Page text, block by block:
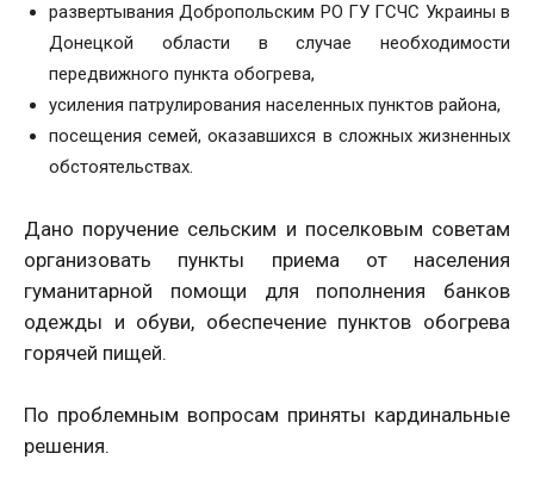
развертывания Добропольским РО ГУ ГСЧС Украины в
Донецкой области в случае необходимости
передвижного пункта обогрева,
усиления патрулирования населенных пунктов района,
посещения семей, оказавшихся в сложных жизненных
обстоятельствах.
Дано поручение сельским и поселковым советам
организовать пункты приема от населения
гуманитарной помощи для пополнения банков
одежды и обуви, обеспечение пунктов обогрева
горячей пищей.
По проблемным вопросам приняты кардинальные
решения.